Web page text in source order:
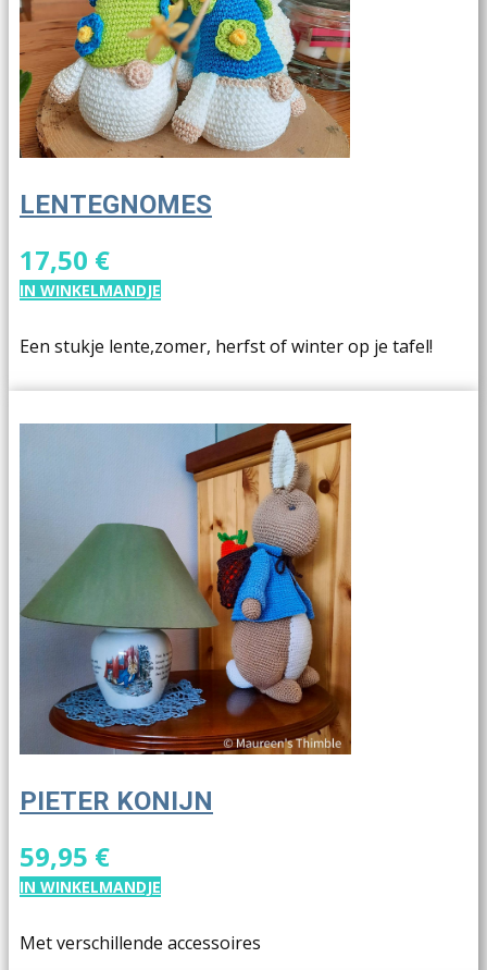
LENTEGNOMES
17,50 €
IN WINKELMANDJE
Een stukje lente,zomer, herfst of winter op je tafel!
PIETER KONIJN
59,95 €
IN WINKELMANDJE
Met verschillende accessoires